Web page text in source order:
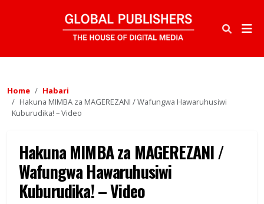
Home
Habari
Hakuna MIMBA za MAGEREZANI / Wafungwa Hawaruhusiwi
Kuburudika! – Video
Hakuna MIMBA za MAGEREZANI /
Wafungwa Hawaruhusiwi
Kuburudika! – Video